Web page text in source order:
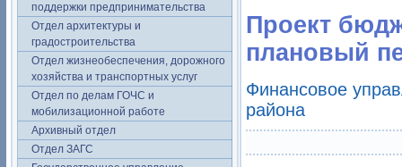
поддержки предпринимательства
Отдел архитектуры и
градостроительства
Отдел жизнеобеспечения, дорожного
хозяйства и транспортных услуг
Отдел по делам ГОЧС и
мобилизационной работе
Архивный отдел
Отдел ЗАГС
Проект
плановый
Финансовое
района